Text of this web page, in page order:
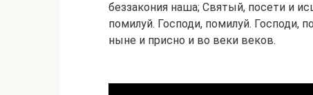
беззакония наша; Святый, посети и
помилуй. Господи, помилуй. Господи,
ныне и присно и во веки веков.